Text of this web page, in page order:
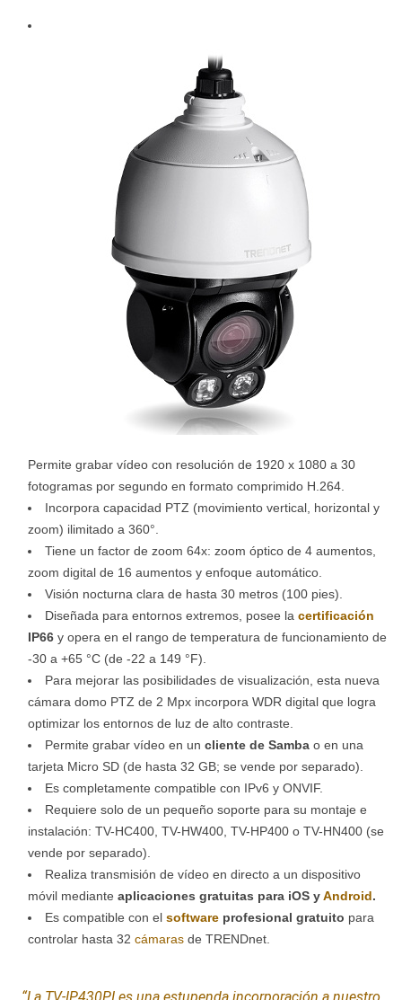
Permite grabar vídeo con resolución de 1920 x 1080 a 30
fotogramas por segundo en formato comprimido H.264.
Incorpora capacidad PTZ (movimiento vertical, horizontal y
zoom) ilimitado a 360°.
Tiene un factor de zoom 64x: zoom óptico de 4 aumentos,
zoom digital de 16 aumentos y enfoque automático.
Visión nocturna clara de hasta 30 metros (100 pies).
Diseñada para entornos extremos, posee la certificación
IP66 y opera en el rango de temperatura de funcionamiento de
-30 a +65 °C (de -22 a 149 °F).
Para mejorar las posibilidades de visualización, esta nueva
cámara domo PTZ de 2 Mpx incorpora WDR digital que logra
optimizar los entornos de luz de alto contraste.
Permite grabar vídeo en un cliente de Samba o en una
tarjeta Micro SD (de hasta 32 GB; se vende por separado).
Es completamente compatible con IPv6 y ONVIF.
Requiere solo de un pequeño soporte para su montaje e
instalación: TV-HC400, TV-HW400, TV-HP400 o TV-HN400 (se
vende por separado).
Realiza transmisión de vídeo en directo a un dispositivo
móvil mediante aplicaciones gratuitas para iOS yAndroid.
Es compatible con el software profesional gratuito para
controlar hasta 32 cámaras de TRENDnet.